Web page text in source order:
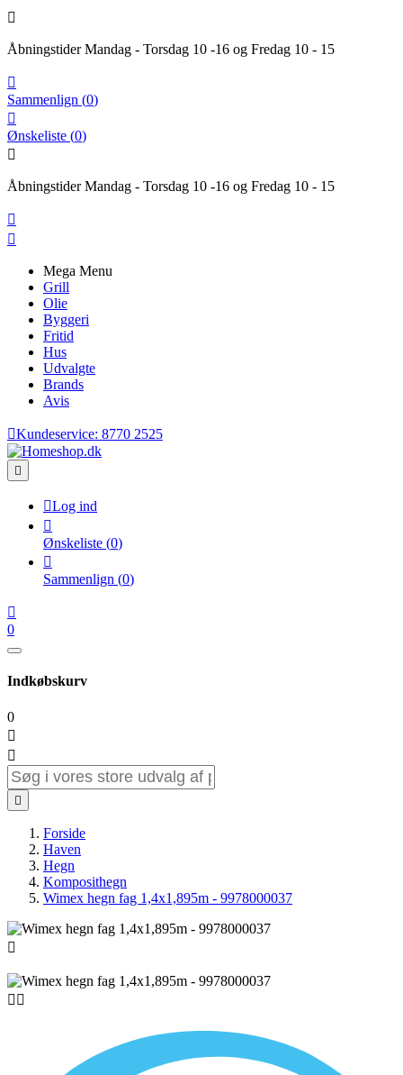

Åbningstider Mandag - Torsdag 10 -16 og Fredag 10 - 15

Sammenlign (0)

Ønskeliste (0)

Åbningstider Mandag - Torsdag 10 -16 og Fredag 10 - 15


Mega Menu
Grill
Olie
Byggeri
Fritid
Hus
Udvalgte
Brands
Avis
Kundeservice: 8770 2525

Log ind

Ønskeliste (0)

Sammenlign (0)

0
Indkøbskurv
0



Forside
Haven
Hegn
Komposithegn
Wimex hegn fag 1,4x1,895m - 9978000037

 